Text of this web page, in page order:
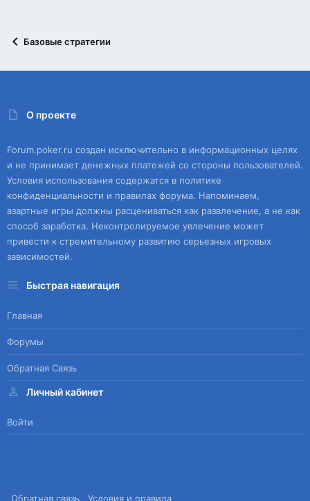
Базовые стратегии
О проекте
Forum.poker.ru создан исключительно в информационных целях
и не принимает денежных платежей со стороны пользователей.
Условия использования содержатся в политике
конфиденциальности и правилах форума. Напоминаем,
азартные игры должны расцениваться как развлечение, а не как
способ заработка. Неконтролируемое увлечение может
привести к стремительному развитию серьезных игровых
зависимостей.
Быстрая навигация
Главная
Форумы
Обратная Связь
Личный кабинет
Войти
Обратная связь Условия и правила